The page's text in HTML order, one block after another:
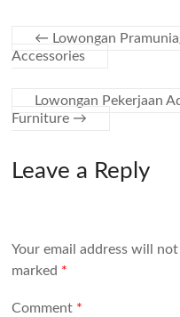
← Lowongan
Accessories
Lowongan Pekerjaan
Furniture →
Leave a Reply
Your email address will
marked *
Comment *